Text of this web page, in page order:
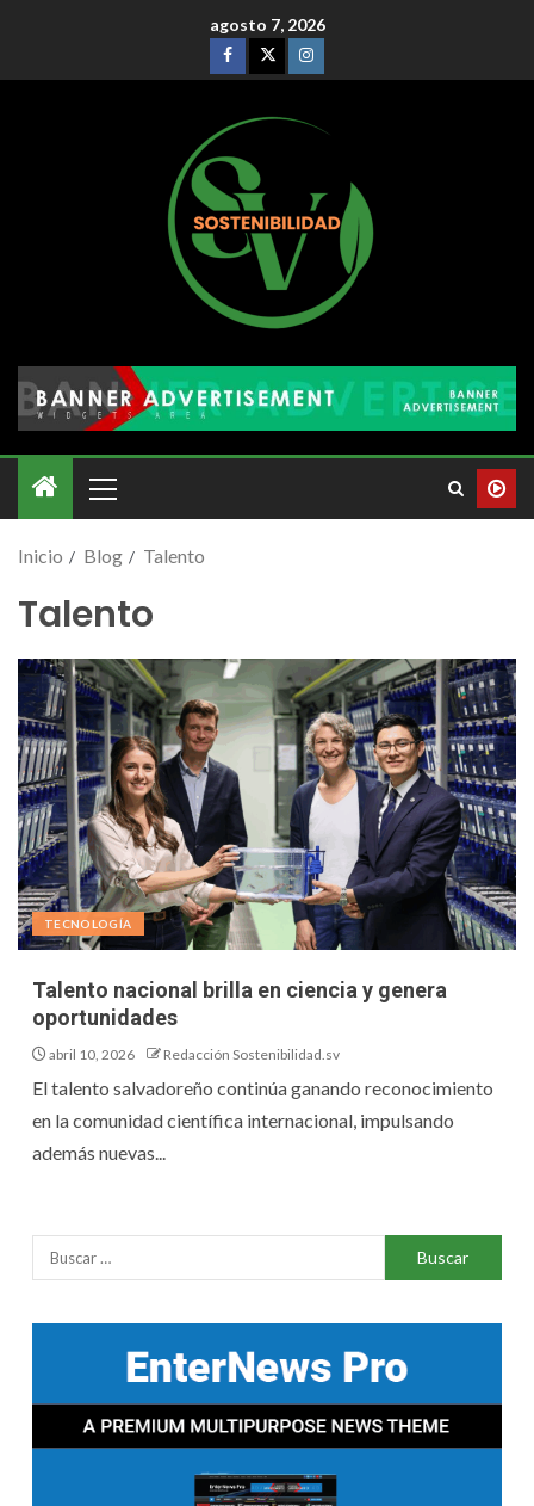
agosto 7, 2026
Inicio Blog Talento
Talento
TECNOLOGÍA
Talento nacional brilla en ciencia y genera
oportunidades
abril 10, 2026 Redacción Sostenibilidad.sv
El talento salvadoreño continúa ganando reconocimiento
en la comunidad científica internacional, impulsando
además nuevas...